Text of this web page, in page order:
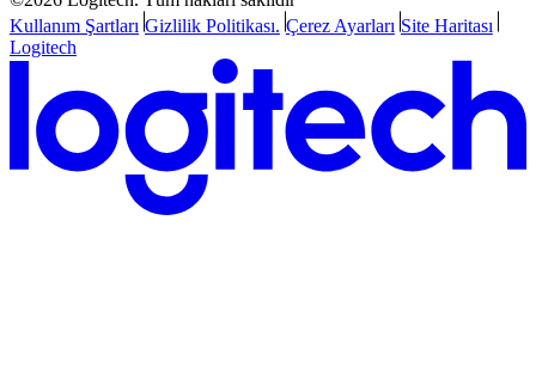
Kullanım Şartları Gizlilik Politikası. Çerez Ayarları Site Haritası
Logitech